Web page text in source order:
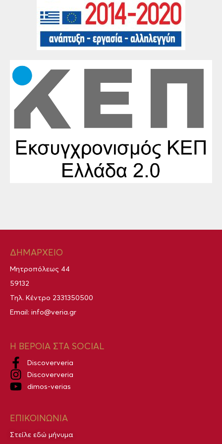
ΔΗΜΑΡΧΕΙΟ
Μητροπόλεως 44
59132
Τηλ. Κέντρο 2331350500
Email: info@veria.gr
Η ΒΕΡΟΙΑ ΣΤΑ SOCIAL
Discoververia
Discoververia
dimos-verias
ΕΠΙΚΟΙΝΩΝΙΑ
Στείλε εδώ μήνυμα